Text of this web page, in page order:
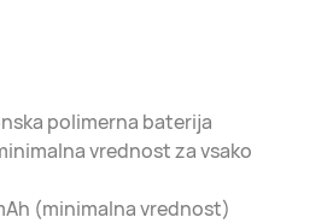
polimerna baterija
vrednost za vsako
(minimalna vrednost)